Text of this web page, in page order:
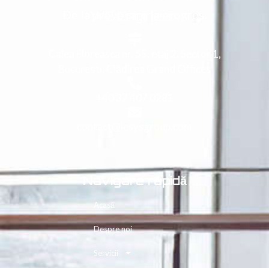
Calea Floreasca nr. 55, etaj 2, Sector 1,
Navigare rapidă
Acasă
Despre noi
Servicii